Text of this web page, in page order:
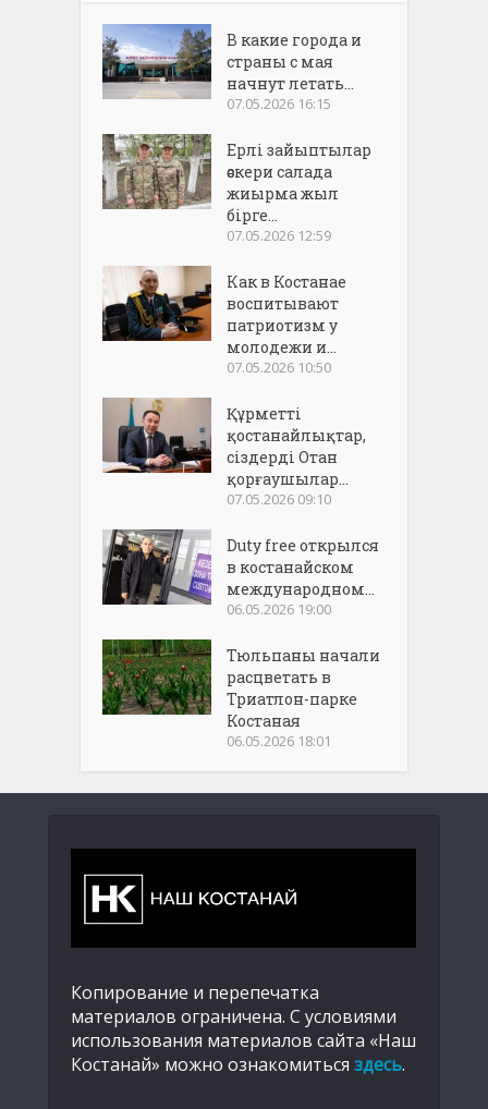
В какие города и
страны с мая
начнут летать...
07.05.2026 16:15
Ерлі зайыптылар
әскери салада
жиырма жыл
бірге...
07.05.2026 12:59
Как в Костанае
воспитывают
патриотизм у
молодежи и...
07.05.2026 10:50
Құрметті
қостанайлықтар,
сіздерді Отан
қорғаушылар...
07.05.2026 09:10
Duty free открылся
в костанайском
международном...
06.05.2026 19:00
Тюльпаны начали
расцветать в
Триатлон-парке
Костаная
06.05.2026 18:01
Копирование и перепечатка
материалов ограничена. С условиями
использования материалов сайта «Наш
Костанай» можно ознакомиться здесь.